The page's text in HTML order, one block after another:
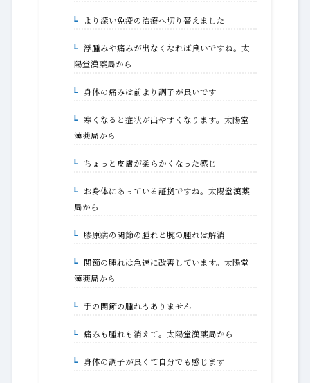
1-5.より深い免疫の治療へ切り替えました
1-5-1.
浮腫みや痛みが出なくなれば良いですね。太
陽堂漢薬局から
1-6.身体の痛みは前より調子が良いです
1-6-1.
寒くなると症状が出やすくなります。太陽堂
漢薬局から
1-7.ちょっと皮膚が柔らかくなった感じ
1-7-1.
お身体にあっている証拠ですね。太陽堂漢薬
局から
1-8.膠原病の関節の腫れと腕の腫れは解消
1-8-1.
関節の腫れは急速に改善しています。太陽堂
漢薬局から
1-9.手の関節の腫れもありません
1-9-1.
痛みも腫れも消えて。太陽堂漢薬局から
1-10.身体の調子が良くて自分でも感じます